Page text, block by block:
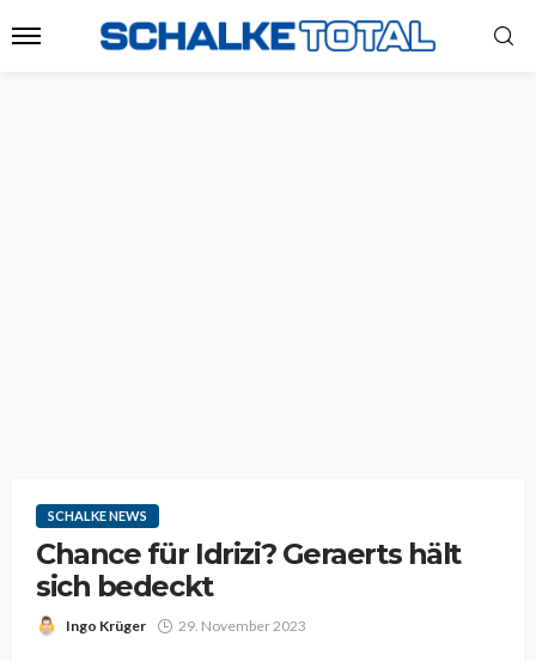
SCHALKE NEWS
Chance für Idrizi? Geraerts hält
sich bedeckt
Ingo Krüger 29. November 2023